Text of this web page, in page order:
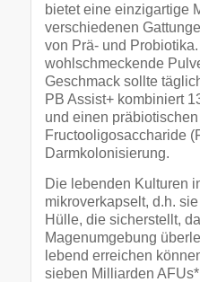
bietet eine einzigartige
verschiedenen
von Prä- und
wohlschmeckende
Geschmack sollte
PB Assist+ kombiniert
und einen
Fructooligosaccharide
Darmkolonisierung.
Die lebenden Kulturen
mikroverkapselt, d.h.
Hülle, die sicherstellt,
Magenumgebung
lebend erreichen
sieben Milliarden